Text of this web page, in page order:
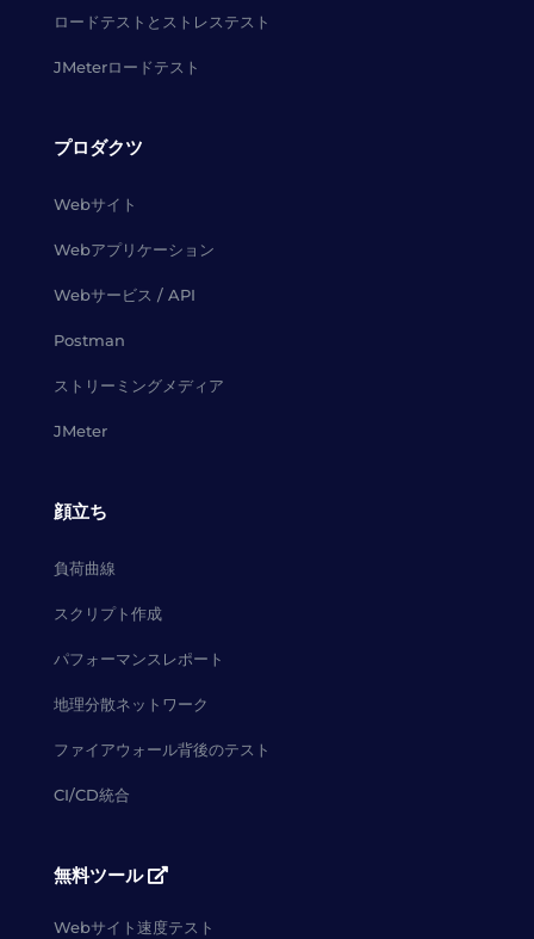
ロードテストとストレステスト
JMeterロードテスト
プロダクツ
Webサイト
Webアプリケーション
Webサービス / API
Postman
ストリーミングメディア
JMeter
顔立ち
負荷曲線
スクリプト作成
パフォーマンスレポート
地理分散ネットワーク
ファイアウォール背後のテスト
CI/CD統合
無料ツール
Webサイト速度テスト